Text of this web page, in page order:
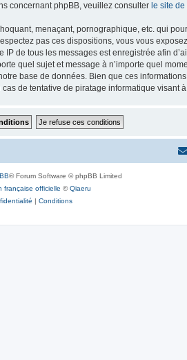
concernant phpBB, veuillez consulter le site
menaçant, pornographique, etc. qui
pas ces dispositions, vous vous
de tous les messages est enregistrée afin
quel sujet et message à n’importe quel
base de données. Bien que ces
de tentative de piratage informatique visant
® Forum Software © phpBB Limited
française officielle ©Qiaeru
| Conditions